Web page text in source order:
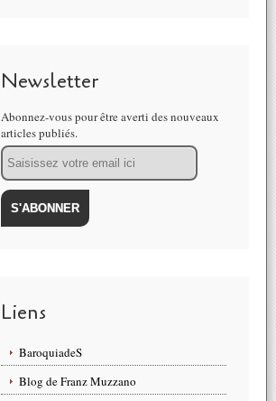
Newsletter
Abonnez-vous pour être averti des nouveaux
articles publiés.
Email
Liens
BaroquiadeS
Blog de Franz Muzzano